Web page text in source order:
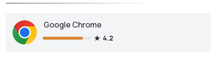
Google Chrome
4.2